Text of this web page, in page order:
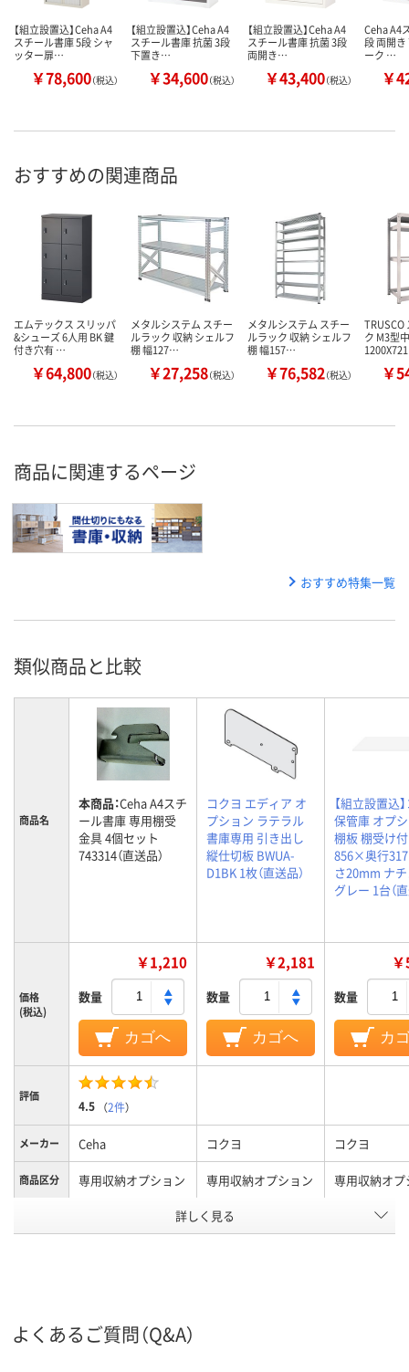
【組立設置込】Ceha A4
スチール書庫 5段 シャ
ッター扉…
￥78,600（税込）
【組立設置込】Ceha A4
スチール書庫 抗菌 3段
下置き…
￥34,600（税込）
【組立設置込】Ceha A4
スチール書庫 抗菌 3段
両開き…
￥43,400（税込）
Ceha A4
段 両開
ーク …
￥
おすすめの関連商品
エムテックス スリッパ
&シューズ 6人用 BK 鍵
付き穴有 …
￥64,800（税込）
メタルシステム スチー
ルラック 収納 シェルフ
棚 幅127…
￥27,258（税込）
メタルシステム スチー
ルラック 収納 シェルフ
棚 幅157…
￥76,582（税込）
TRUSCO
ク M3型
￥
商品に関連するページ
おすすめ特集一覧
類似商品と比較
商品名
本商品：Ceha A4スチ
ール書庫 専用棚受
金具 4個セット
743314（直送品）
コクヨ エディア オ
プション ラテラル
書庫専用 引き出し
縦仕切板 BWUA-
D1BK 1枚（直送品）
【組立設置込
保管庫 オプ
棚板 棚受け
856×奥行
さ20mm ナ
グレー 1台（
価格
(税込)
￥1,210
数量
カゴへ
￥2,181
数量
カゴへ
数量
カ
評価
4.5 （2件）
メーカー Ceha コクヨ コクヨ
商品区分 専用収納オプション 専用収納オプション 専用収納オプ
ブラック系 グレー系
詳しく見る
よくあるご質問（Q&A）